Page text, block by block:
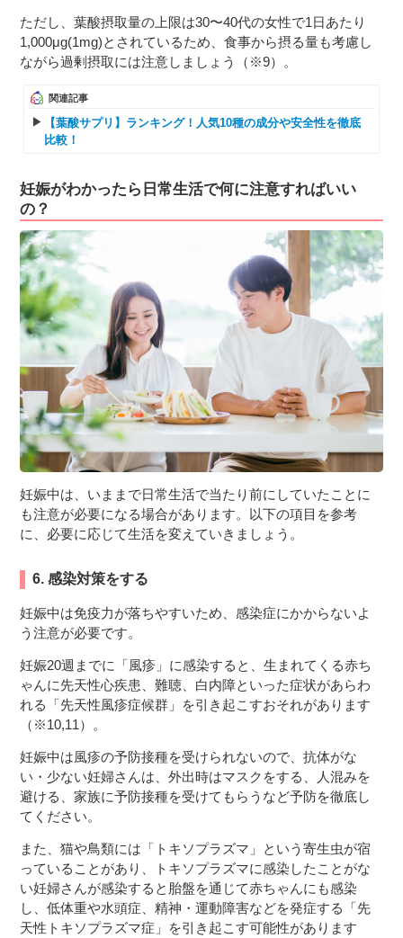
ただし、葉酸摂取量の上限は30〜40代の女性で1日あたり
1,000μg(1mg)とされているため、食事から摂る量も考慮し
ながら過剰摂取には注意しましょう（※9）。
関連記事
【葉酸サプリ】ランキング！人気10種の成分や安全性を徹底
比較！
妊娠がわかったら日常生活で何に注意すればいい
の？
妊娠中は、いままで日常生活で当たり前にしていたことに
も注意が必要になる場合があります。以下の項目を参考
に、必要に応じて生活を変えていきましょう。
6. 感染対策をする
妊娠中は免疫力が落ちやすいため、感染症にかからないよ
う注意が必要です。
妊娠20週までに「風疹」に感染すると、生まれてくる赤ち
ゃんに先天性心疾患、難聴、白内障といった症状があらわ
れる「先天性風疹症候群」を引き起こすおそれがあります
（※10,11）。
妊娠中は風疹の予防接種を受けられないので、抗体がな
い・少ない妊婦さんは、外出時はマスクをする、人混みを
避ける、家族に予防接種を受けてもらうなど予防を徹底し
てください。
また、猫や鳥類には「トキソプラズマ」という寄生虫が宿
っていることがあり、トキソプラズマに感染したことがな
い妊婦さんが感染すると胎盤を通じて赤ちゃんにも感染
し、低体重や水頭症、精神・運動障害などを発症する「先
天性トキソプラズマ症」を引き起こす可能性があります